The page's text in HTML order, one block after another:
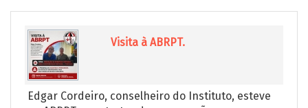
Visita à ABRPT.
Edgar Cordeiro, conselheiro do Instituto, esteve